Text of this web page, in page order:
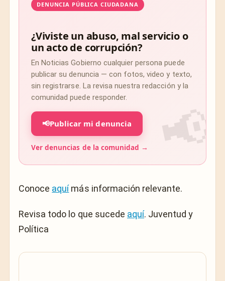
DENUNCIA PÚBLICA CIUDADANA
¿Viviste un abuso, mal servicio o
un acto de corrupción?
En Noticias Gobierno cualquier persona puede
publicar su denuncia — con fotos, video y texto,
sin registrarse. La revisa nuestra redacción y la
comunidad puede responder.
📢Publicar mi denuncia
Ver denuncias de la comunidad →
Conoce aquímás información relevante.
Revisa todo lo que sucede aquí. Juventud y
Política